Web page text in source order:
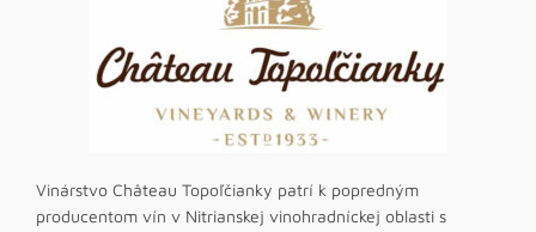
Vinárstvo Château Topoľčianky patrí k popredným
producentom vín v Nitrianskej vinohradníckej oblasti s